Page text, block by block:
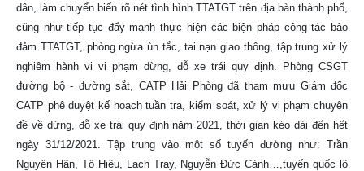
dân, làm chuyển biến rõ nét tình hình TTATGT trên địa bàn thành phố,
cũng như tiếp tục đẩy mạnh thực hiện các biện pháp công tác bảo
đảm TTATGT, phòng ngừa ùn tắc, tai nạn giao thông, tập trung xử lý
nghiêm hành vi vi phạm dừng, đỗ xe trái quy định. Phòng CSGT
đường bộ - đường sắt, CATP Hải Phòng đã tham mưu Giám đốc
CATP phê duyệt kế hoạch tuần tra, kiểm soát, xử lý vi phạm chuyên
đề về dừng, đỗ xe trái quy định năm 2021, thời gian kéo dài đến hết
ngày 31/12/2021. Tập trung vào một số tuyến đường như: Trần
Nguyên Hãn, Tô Hiệu, Lạch Tray, Nguyễn Đức Cảnh…,tuyến quốc lộ